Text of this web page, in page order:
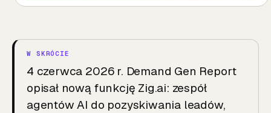
4 czerwca 2026 r. Demand Gen Report
opisał nową funkcję Zig.ai: zespół
agentów AI do pozyskiwania leadów,